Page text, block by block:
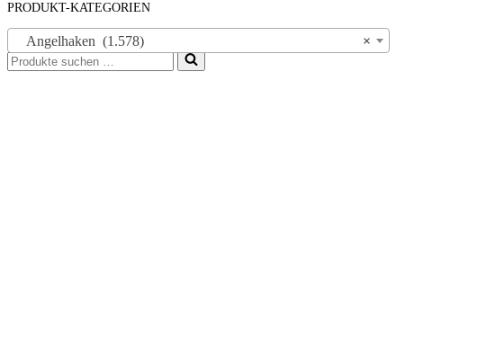
PRODUKT-KATEGORIEN
×
Angelhaken (1.578)
Suchen
nach …